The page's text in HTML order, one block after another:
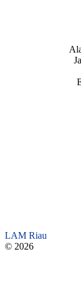
LAM Riau
© 2026